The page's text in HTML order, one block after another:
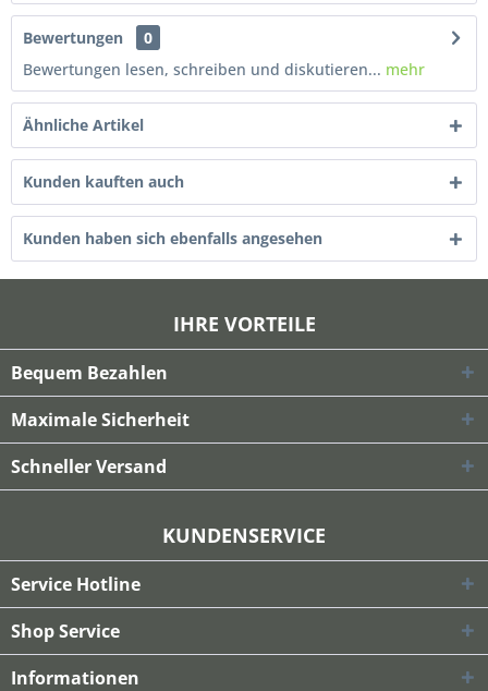
Bewertungen
0
Bewertungen lesen, schreiben und diskutieren... mehr
Ähnliche Artikel
Kunden kauften auch
Kunden haben sich ebenfalls angesehen
IHRE VORTEILE
Bequem Bezahlen
Maximale Sicherheit
Schneller Versand
KUNDENSERVICE
Service Hotline
Shop Service
Informationen